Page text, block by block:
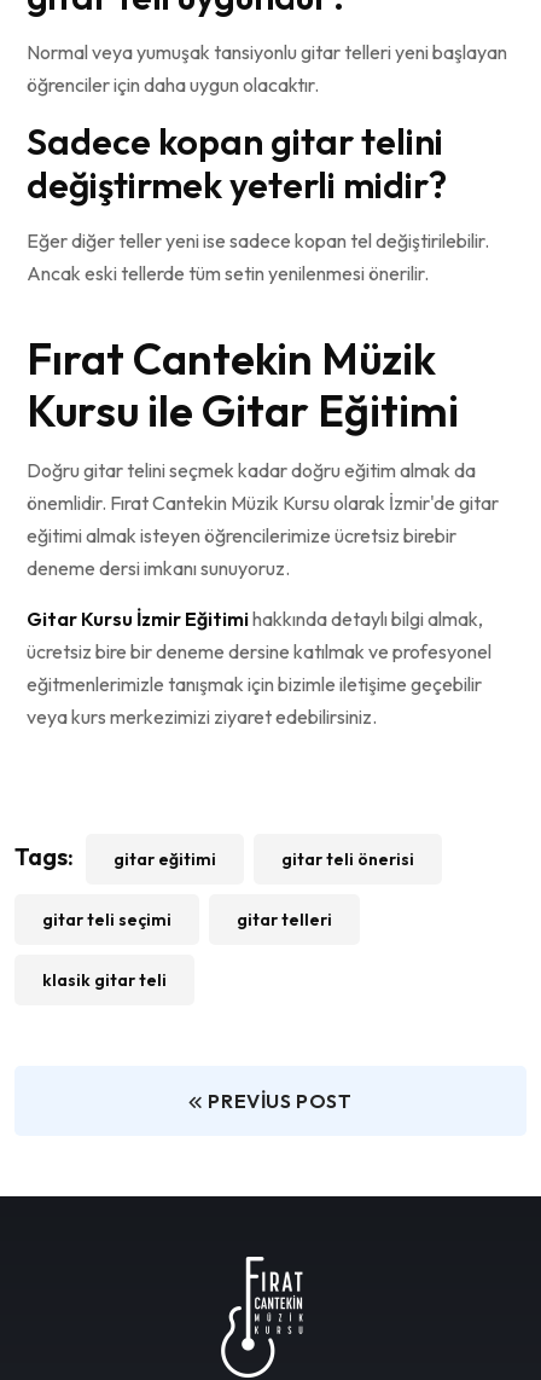
Normal veya yumuşak tansiyonlu gitar telleri yeni başlayan
öğrenciler için daha uygun olacaktır.
Sadece kopan gitar telini
değiştirmek yeterli midir?
Eğer diğer teller yeni ise sadece kopan tel değiştirilebilir.
Ancak eski tellerde tüm setin yenilenmesi önerilir.
Fırat Cantekin Müzik
Kursu ile Gitar Eğitimi
Doğru gitar telini seçmek kadar doğru eğitim almak da
önemlidir. Fırat Cantekin Müzik Kursu olarak İzmir'de gitar
eğitimi almak isteyen öğrencilerimize ücretsiz birebir
deneme dersi imkanı sunuyoruz.
Gitar Kursu İzmir Eğitimihakkında detaylı bilgi almak,
ücretsiz bire bir deneme dersine katılmak ve profesyonel
eğitmenlerimizle tanışmak için bizimle iletişime geçebilir
veya kurs merkezimizi ziyaret edebilirsiniz.
Tags: gitar eğitimi gitar teli önerisi
gitar teli seçimi gitar telleri
klasik gitar teli
PREVIUS POST